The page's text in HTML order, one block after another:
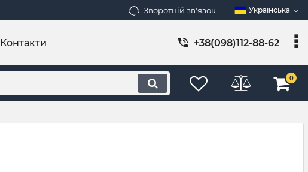
Зворотній зв'язок Українська
Контакти +38(098)112-88-62
0